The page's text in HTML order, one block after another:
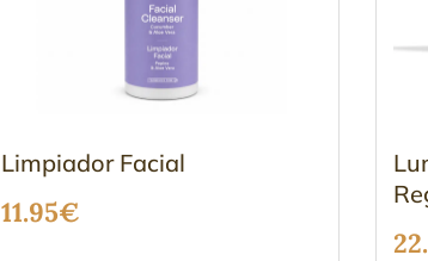
Limpiador Facial
11.95€